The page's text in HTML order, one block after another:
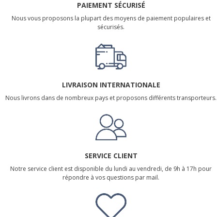
PAIEMENT SÉCURISÉ
Nous vous proposons la plupart des moyens de paiement populaires et
sécurisés.
LIVRAISON INTERNATIONALE
Nous livrons dans de nombreux pays et proposons différents transporteurs.
SERVICE CLIENT
Notre service client est disponible du lundi au vendredi, de 9h à 17h pour
répondre à vos questions par mail.